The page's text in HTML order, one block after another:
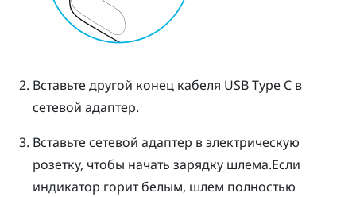
Вставьте другой конец кабеля USB Type Cв
сетевой адаптер.
Вставьте сетевой адаптер в электрическую
розетку, чтобы начать зарядку шлема.Если
индикатор горит белым, шлем полностью